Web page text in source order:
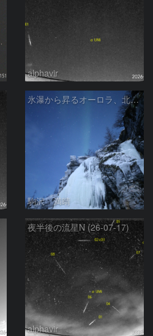
alphavir
氷瀑から昇るオーロラ、北斗七星
駒沢 満晴
夜半後の流星N (26-07-17)
alphavir